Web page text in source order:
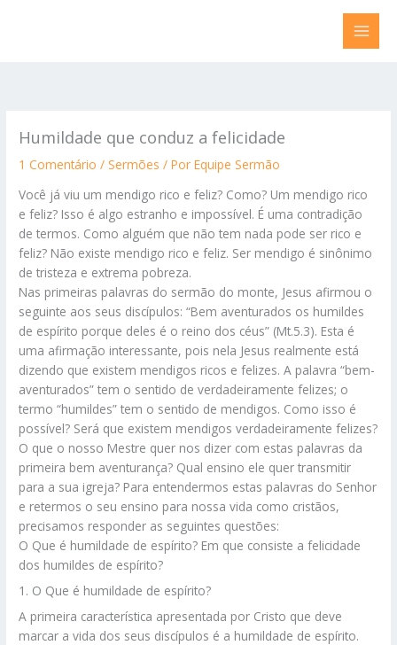
Humildade que conduz a felicidade
1 Comentário /Sermões / PorEquipe Sermão
Você já viu um mendigo rico e feliz? Como? Um mendigo rico
e feliz? Isso é algo estranho e impossível. É uma contradição
de termos. Como alguém que não tem nada pode ser rico e
feliz? Não existe mendigo rico e feliz. Ser mendigo é sinônimo
de tristeza e extrema pobreza.
Nas primeiras palavras do sermão do monte, Jesus afirmou o
seguinte aos seus discípulos: “Bem aventurados os humildes
de espírito porque deles é o reino dos céus” (Mt.5.3). Esta é
uma afirmação interessante, pois nela Jesus realmente está
dizendo que existem mendigos ricos e felizes. A palavra “bem-
aventurados” tem o sentido de verdadeiramente felizes; o
termo “humildes” tem o sentido de mendigos. Como isso é
possível? Será que existem mendigos verdadeiramente felizes?
O que o nosso Mestre quer nos dizer com estas palavras da
primeira bem aventurança? Qual ensino ele quer transmitir
para a sua igreja? Para entendermos estas palavras do Senhor
e retermos o seu ensino para nossa vida como cristãos,
precisamos responder as seguintes questões:
O Que é humildade de espírito? Em que consiste a felicidade
dos humildes de espírito?
1. O Que é humildade de espírito?
A primeira característica apresentada por Cristo que deve
marcar a vida dos seus discípulos é a humildade de espírito.